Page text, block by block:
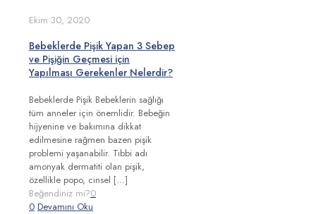
Ekim 30, 2020
Bebeklerde Pişik Yapan 3 Sebep
ve Pişiğin Geçmesi için
Yapılması Gerekenler Nelerdir?
Bebeklerde Pişik Bebeklerin sağlığı
tüm anneler için önemlidir. Bebeğin
hijyenine ve bakımına dikkat
edilmesine rağmen bazen pişik
problemi yaşanabilir. Tıbbi adı
amonyak dermatiti olan pişik,
özellikle popo, cinsel […]
Beğendiniz mi?0
0 Devamını Oku